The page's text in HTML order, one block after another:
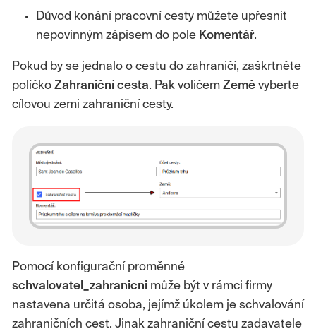
Důvod konání pracovní cesty můžete upřesnit
nepovinným zápisem do pole Komentář.
Pokud by se jednalo o cestu do zahraničí, zaškrtněte
políčko Zahraniční cesta. Pak voličem Země vyberte
cílovou zemi zahraniční cesty.
Pomocí konfigurační proměnné
schvalovatel_zahranicni může být v rámci firmy
nastavena určitá osoba, jejímž úkolem je schvalování
zahraničních cest. Jinak zahraniční cestu zadavatele